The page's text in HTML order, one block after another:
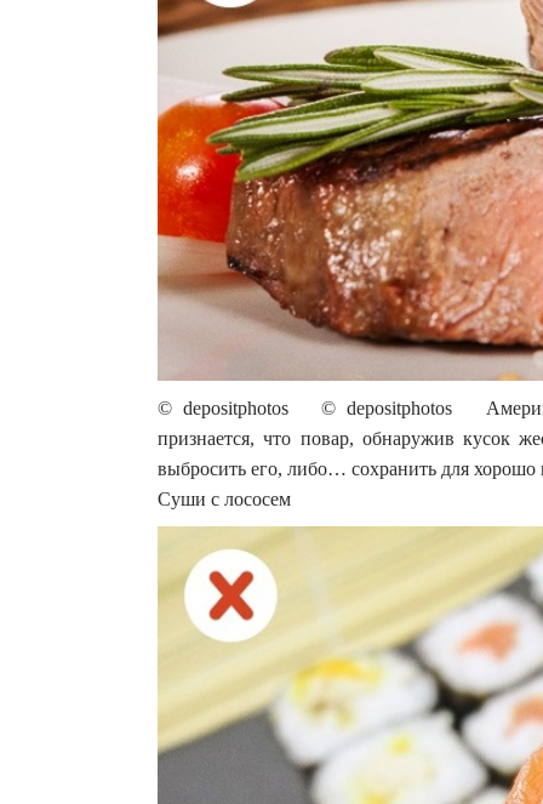
© depositphotos © depositphotos
признается, что повар, обнаружив кусок
выбросить его, либо… сохранить для
Суши с лососем